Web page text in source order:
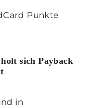
sich Payback
in